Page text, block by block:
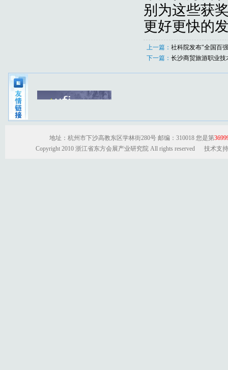
别为这些获
更好更快的
上一篇： 社科院发布"全国百
下一篇： 长沙商贸旅游职业
地址：杭州市下沙高教东区学林街280号 邮编：310018 您是第
Copyright 2010 浙江省东方会展产业研究院 All rights reserved 技术支